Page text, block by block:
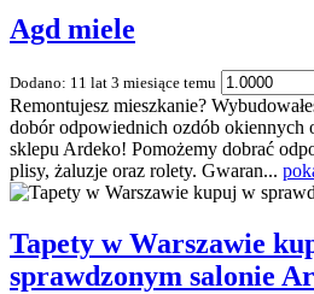
Agd miele
Dodano: 11 lat 3 miesiące temu
Remontujesz mieszkanie?
dobór odpowiednich ozdób okiennych
sklepu Ardeko! Pomożemy dobrać
plisy, żaluzje oraz rolety. Gwaran...
Tapety w Warszawie
sprawdzonym salonie